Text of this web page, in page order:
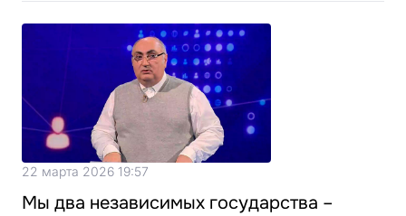
22 марта 2026 19:57
Мы два независимых государства –